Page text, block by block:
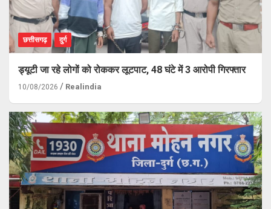
छत्तीसगढ़ दुर्ग
ड्यूटी जा रहे लोगों को रोककर लूटपाट, 48 घंटे में 3 आरोपी गिरफ्तार
10/08/2026 Realindia